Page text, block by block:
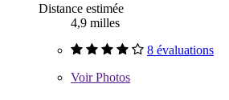
Distance estimée
4,9 milles
8 évaluations
VoirPhotos